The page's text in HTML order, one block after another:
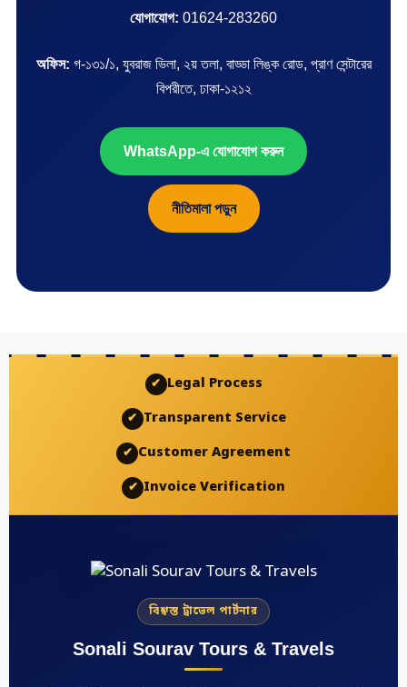
যোগাযোগ: 01624-283260
অফিস: গ-১৩১/১, যুবরাজ ভিলা, ২য় তলা, বাড্ডা লিঙ্ক রোড, প্রাণ সেন্টারের
বিপরীতে, ঢাকা-১২১২
WhatsApp-এ যোগাযোগ করুন
নীতিমালা পড়ুন
✔ Legal Process
✔ Transparent Service
✔ Customer Agreement
✔ Invoice Verification
বিশ্বস্ত ট্রাভেল পার্টনার
Sonali Sourav Tours & Travels